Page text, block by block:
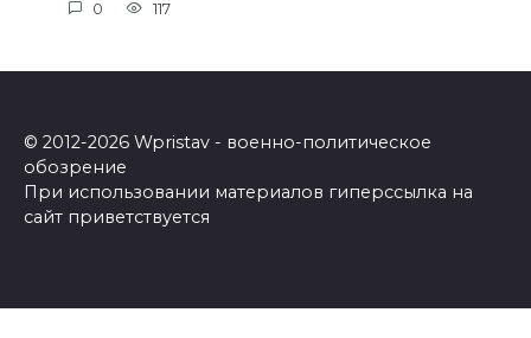
0 117
© 2012-2026 Wpristav - военно-политическое
обозрение
При использовании материалов гиперссылка на
сайт приветствуется